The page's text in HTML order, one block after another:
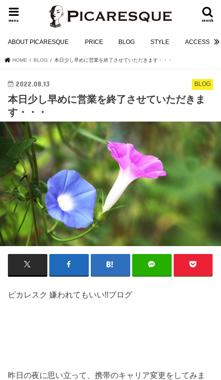
search
menu
ABOUT PICARESQUE PRICE BLOG STYLE ACCESS
HOME BLOG 本日少し早めに営業を終了させていただきます・・・
BLOG
2022.08.13
本日少し早めに営業を終了させていただきま
す・・・
ピカレスク 嫌われてもいい!!ブログ
昨日の夜に思い立って、携帯のキャリア変更をしてみま